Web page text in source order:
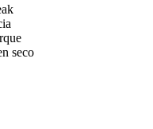
seco